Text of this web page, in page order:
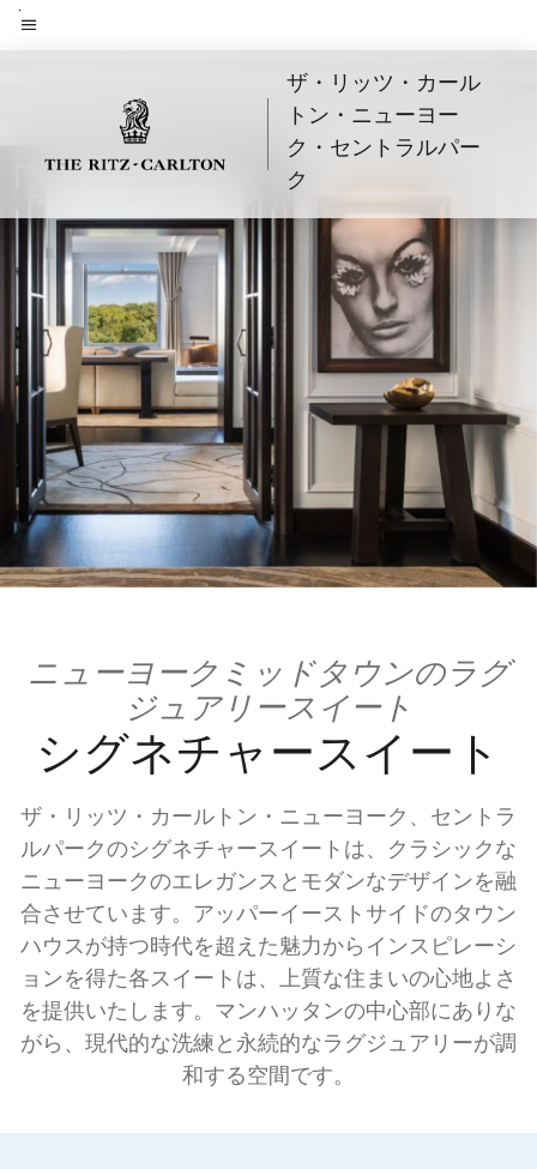
Skip
ザ・リッツ・カール
トン・ニューヨー
ク・セントラルパー
ク
ニューヨークミッドタウンのラグ
ジュアリースイート
シグネチャースイート
ザ・リッツ・カールトン・ニューヨーク、セントラ
ルパークのシグネチャースイートは、クラシックな
ニューヨークのエレガンスとモダンなデザインを融
合させています。アッパーイーストサイドのタウン
ハウスが持つ時代を超えた魅力からインスピレーシ
ョンを得た各スイートは、上質な住まいの心地よさ
を提供いたします。マンハッタンの中心部にありな
がら、現代的な洗練と永続的なラグジュアリーが調
和する空間です。